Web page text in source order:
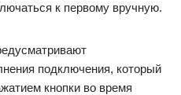
к первому вручную.
подключения, который
кнопки во время